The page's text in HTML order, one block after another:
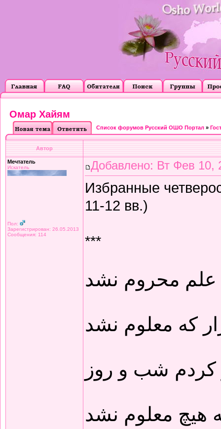
Омар Хайям
Список форумов Русский ОШО Портал »
Автор
Мечтатель
Искатель
Пол:
Зарегистрирован: 26.05.2013
Сообщения: 114
Добавлено: Вт Фев 10,
Избранные
11-12 вв.)
***
محروم نشد
که معلوم نشد
کردم شب و روز
هیچ معلوم نشد